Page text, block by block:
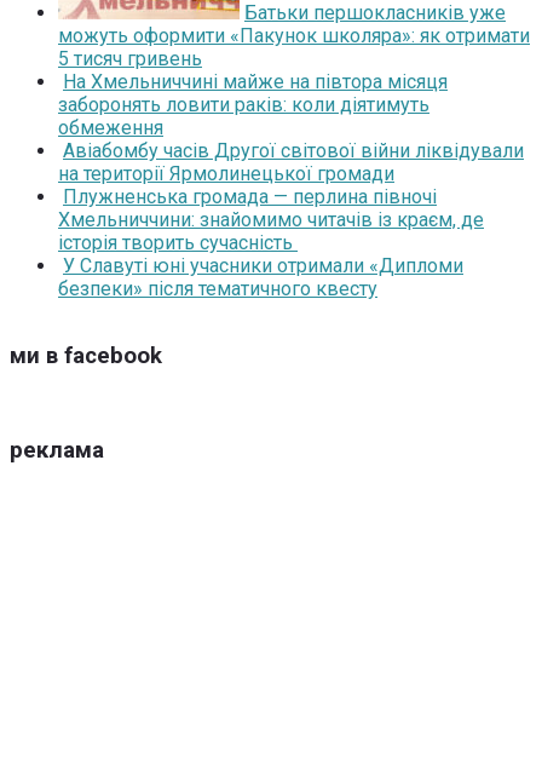
Батьки першокласників уже
можуть оформити «Пакунок школяра»: як отримати
5 тисяч гривень
На Хмельниччині майже на півтора місяця
заборонять ловити раків: коли діятимуть
обмеження
Авіабомбу часів Другої світової війни ліквідували
на території Ярмолинецької громади
Плужненська громада — перлина півночі
Хмельниччини: знайомимо читачів із краєм, де
історія творить сучасність
У Славуті юні учасники отримали «Дипломи
безпеки» після тематичного квесту
ми в facebook
реклама